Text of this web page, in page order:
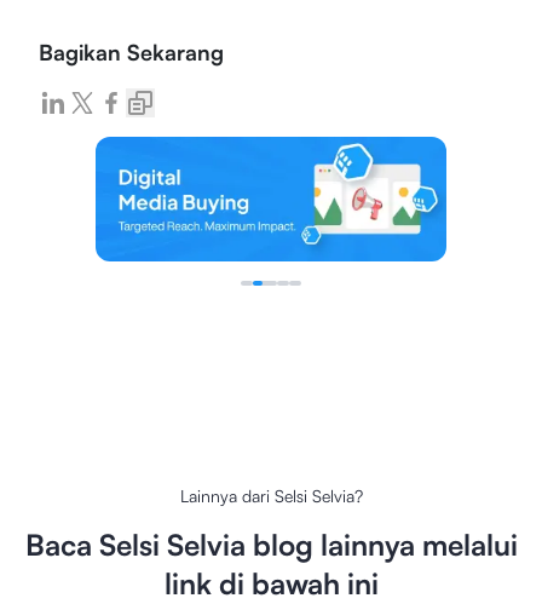
Bagikan Sekarang
Lainnya dari Selsi Selvia?
Baca Selsi Selvia blog lainnya melalui
link di bawah ini